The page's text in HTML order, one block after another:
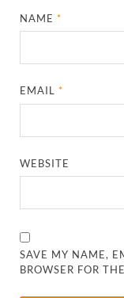
NAME*
EMAIL*
WEBSITE
SAVE MY NAME,
BROWSER FOR